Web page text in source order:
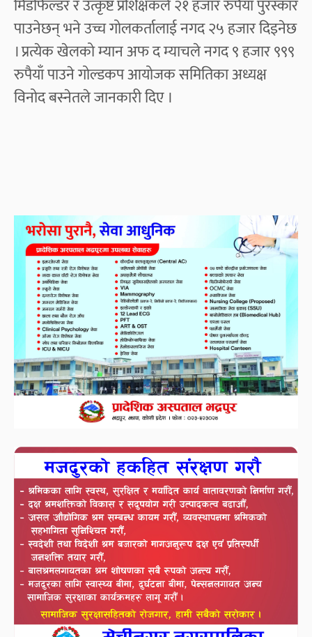
मिडफिल्डर र उत्कृष्ट प्रशिक्षकले २१ हजार रुपैयाँ पुरस्कार
पाउनेछन् भने उच्च गोलकर्तालाई नगद २५ हजार दिइनेछ
। प्रत्येक खेलको म्यान अफ द म्याचले नगद ९ हजार ९९९
रुपैयाँ पाउने गोल्डकप आयोजक समितिका अध्यक्ष
विनोद बस्नेतले जानकारी दिए ।